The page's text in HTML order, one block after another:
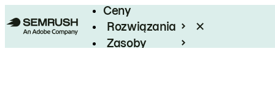
Ceny
Rozwiązania
Zasoby